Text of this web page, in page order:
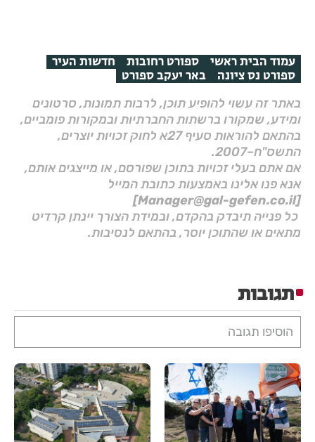
עמוד הבית ראשי ספורט רחובות חדשות העיר
ספורט נס ציונה באר יעקב ספורט
באתר זה עשוי להופיע תוכן, לרבות תמונות, סרטונים
ומידע, שמקורו ברשתות החברתיות ובמקורות פומביים,
בהתאם להוראות סעיף 27א לחוק זכויות יוצרים,
התשס"ח–2007.
אם אתם בעלי זכויות בתוכן שפורסם, או מייצגים אותם,
אנא פנו אלינו באמצעות כתובת המייל
[Manager@gal-gefen.co.il]
כל פנייה תיבדק בהקדם, ובמידת הצורך יינתן קרדיט
מתאים או שהתוכן יוסר, בהתאם לנסיבות.
תגובות
הוסיפו תגובה